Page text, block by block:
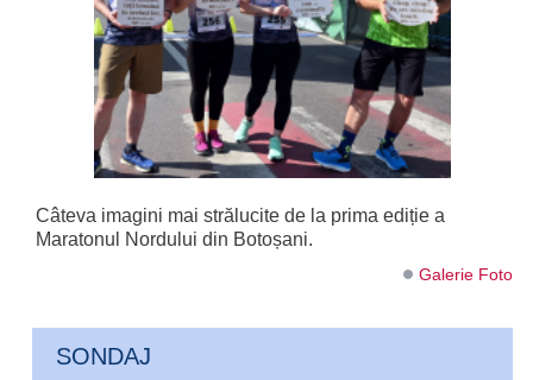
Câteva imagini mai strălucite de la prima ediție a
Maratonul Nordului din Botoșani.
Galerie Foto
SONDAJ